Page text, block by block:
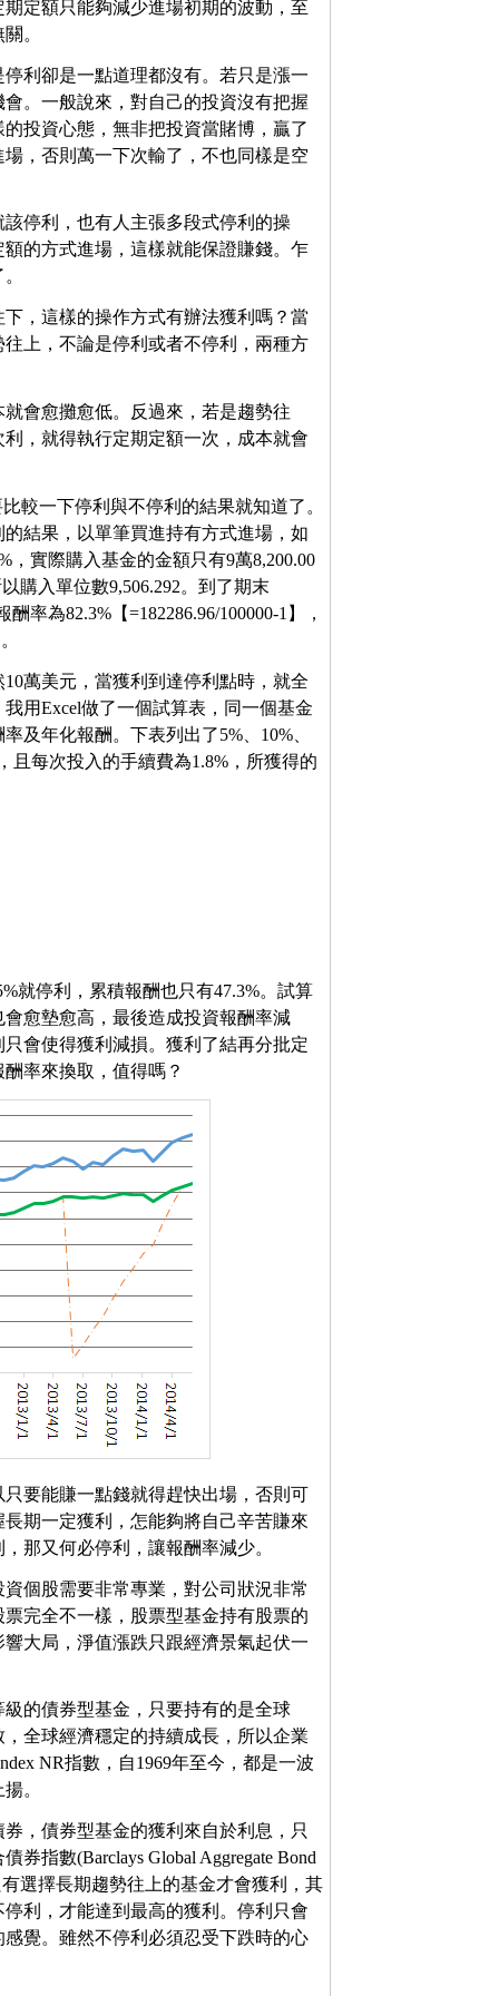
定額只能夠減少進場初期的波動，至
。
利卻是一點道理都沒有。若只是漲一
。一般說來，對自己的投資沒有把握
投資心態，無非把投資當賭博，贏了
，否則萬一下次輸了，不也同樣是空
停利，也有人主張多段式停利的操
的方式進場，這樣就能保證賺錢。乍
，這樣的操作方式有辦法獲利嗎？當
上，不論是停利或者不停利，兩種方
會愈攤愈低。反過來，若是趨勢往
，就得執行定期定額一次，成本就會
較一下停利與不停利的結果就知道了。
的結果，以單筆買進持有方式進場，如
，實際購入基金的金額只有9萬8,200.00
購入單位數9,506.292。到了期末
率為82.3%【=182286.96/100000-1】，
萬美元，當獲利到達停利點時，就全
用Excel做了一個試算表，同一個基金
及年化報酬。下表列出了5%、10%、
且每次投入的手續費為1.8%，所獲得的
就停利，累積報酬也只有47.3%。試算
愈墊愈高，最後造成投資報酬率減
會使得獲利減損。獲利了結再分批定
率來換取，值得嗎？
要能賺一點錢就得趕快出場，否則可
期一定獲利，怎能夠將自己辛苦賺來
那又何必停利，讓報酬率減少。
個股需要非常專業，對公司狀況非常
完全不一樣，股票型基金持有股票的
大局，淨值漲跌只跟經濟景氣起伏一
的債券型基金，只要持有的是全球
全球經濟穩定的持續成長，所以企業
NR指數，自1969年至今，都是一波
。
，債券型基金的獲利來自於利息，只
指數(Barclays Global Aggregate Bond
選擇長期趨勢往上的基金才會獲利，其
利，才能達到最高的獲利。停利只會
覺。雖然不停利必須忍受下跌時的心